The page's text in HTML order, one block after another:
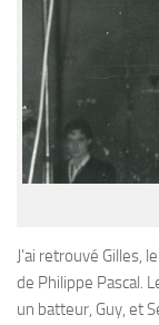
J’ai retrouvé Gilles,
de Philippe Pascal.
un batteur, Guy, et